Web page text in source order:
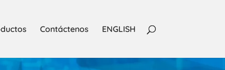
Contáctenos ENGLISH